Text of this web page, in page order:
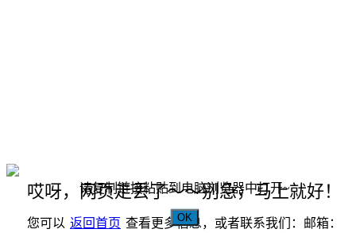
哎呀，网页走丢了～～别急，马上就好！
您可以 返回首页 查看更多信息，或者联系我们：邮箱：
请复制链接粘贴到电脑浏览器中打开~
OK